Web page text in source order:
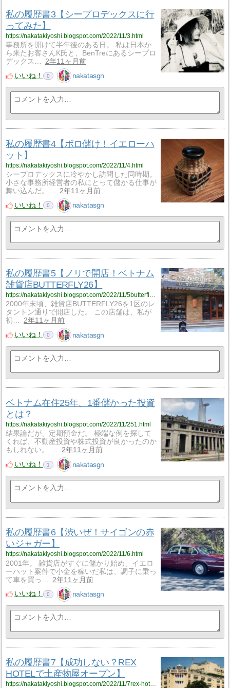
私の履歴書3【シープロデックスに行
ってみた】
https://nakatakiyoshi.blogspot.com/2022/11/3.html
事務所を開けて半年後のある日。 私は日本か
ら来たお客さんK氏と、BenTreにあるシープロ
デックス…
2年11ヶ月前
いいね！
0 nakatasgn
私の履歴書4【ボロ儲け！イエローハ
ット】
https://nakatakiyoshi.blogspot.com/2022/11/4.html
シープロデックスに冷やかし訪問した同時期。
小さな事務所経営者の私にとって儲かる仕事が
舞い込んだ。…
2年11ヶ月前
いいね！
0 nakatasgn
私の履歴書5【ノリで開店！ベトナム
雑貨店BUTTERFLY26】
https://nakatakiyoshi.blogspot.com/2022/11/5butterfly26.html
2000年末頃、雑貨店BUTTERFLY26を1区のレ
タントン通りで開店した。 この店舗は、私が
初…
2年11ヶ月前
いいね！
0 nakatasgn
ベトナム在住25年、1番儲かった投資
とは？
https://nakatakiyoshi.blogspot.com/2022/11/251.html
結果論だが、定期預金だ。 極端な例を探して
くれば、不動産投資や株式投資が良かったのか
もしれない。 …
2年11ヶ月前
いいね！
1 nakatasgn
私の履歴書6【渋いぜ！サイゴンの赤
いジャガー】
https://nakatakiyoshi.blogspot.com/2022/11/6.html
2001年。 雑貨店がすぐに儲かり始め、イエロ
ーハット案件で小金を稼いだ私は、調子に乗っ
て車を買っ…
2年11ヶ月前
いいね！
0 nakatasgn
私の履歴書7【成功しない？REX
HOTELで土産物屋オープン】
https://nakatakiyoshi.blogspot.com/2022/11/7rex-hotel-saigon.html